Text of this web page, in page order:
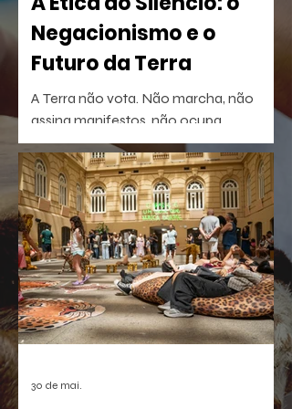
Negacionismo e o
Futuro da Terra
A Terra não vota. Não marcha, não
assina manifestos, não ocupa
palanques. Talvez por isso seja tão fácil
esquecê-la.
30 de mai.